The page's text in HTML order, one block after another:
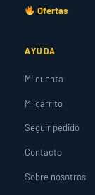
Ofertas
AYUDA
Mi cuenta
Mi carrito
Seguir pedido
Contacto
Sobre nosotros